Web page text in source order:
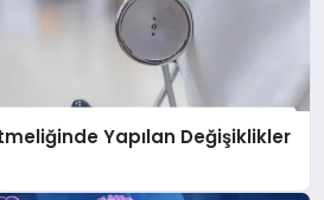
Yapılan Değişiklikler